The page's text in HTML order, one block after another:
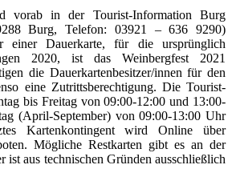
vorab in der Tourist-Information Burg
Burg, Telefon: 03921 – 636 9290)
einer Dauerkarte, für die ursprünglich
2020, ist das Weinbergfest 2021
die Dauerkartenbesitzer/innen für den
eine Zutrittsberechtigung. Die Tourist-
bis Freitag von 09:00-12:00 und 13:00-
(April-September) von 09:00-13:00 Uhr
Kartenkontingent wird Online über
Mögliche Restkarten gibt es an der
ist aus technischen Gründen ausschließlich